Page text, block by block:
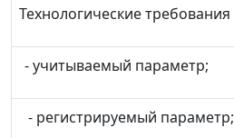
Технологические требования
- учитываемый параметр;
- регистрируемый параметр;